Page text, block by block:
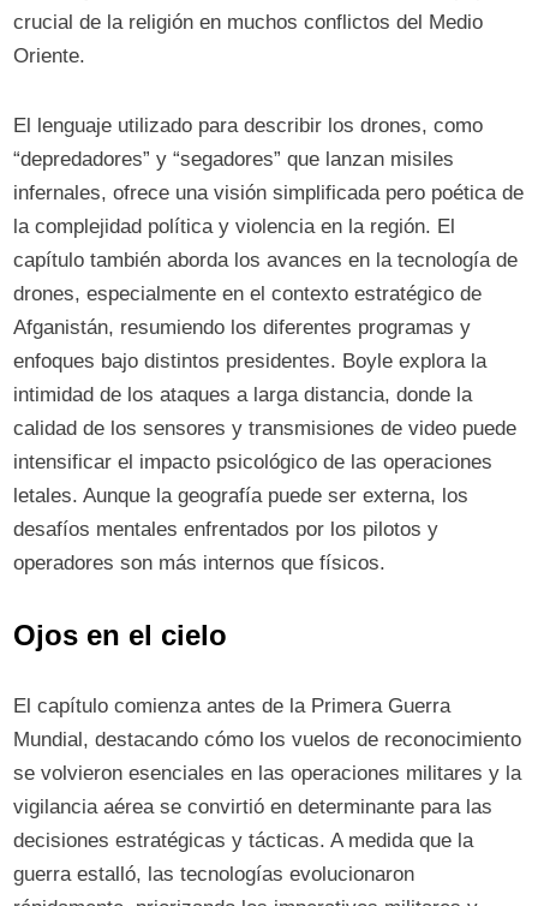
crucial de la religión en muchos conflictos del Medio
Oriente.
El lenguaje utilizado para describir los drones, como
“depredadores” y “segadores” que lanzan misiles
infernales, ofrece una visión simplificada pero poética de
la complejidad política y violencia en la región. El
capítulo también aborda los avances en la tecnología de
drones, especialmente en el contexto estratégico de
Afganistán, resumiendo los diferentes programas y
enfoques bajo distintos presidentes. Boyle explora la
intimidad de los ataques a larga distancia, donde la
calidad de los sensores y transmisiones de video puede
intensificar el impacto psicológico de las operaciones
letales. Aunque la geografía puede ser externa, los
desafíos mentales enfrentados por los pilotos y
operadores son más internos que físicos.
Ojos en el cielo
El capítulo comienza antes de la Primera Guerra
Mundial, destacando cómo los vuelos de reconocimiento
se volvieron esenciales en las operaciones militares y la
vigilancia aérea se convirtió en determinante para las
decisiones estratégicas y tácticas. A medida que la
guerra estalló, las tecnologías evolucionaron